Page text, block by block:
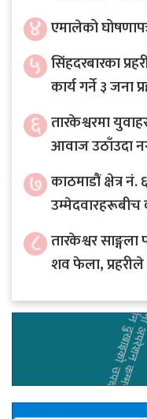
४ एमालेको
५ सिंहदरबारका
कार्य गर्ने ३ जना
६ तारकेश्वरमा
आवाज उठाँउदा
७ काठमाडौं क्षेत्र नं.
उम्मेदवारहरूबीच
८ तारकेश्वर साङ्गला
शव फेला,